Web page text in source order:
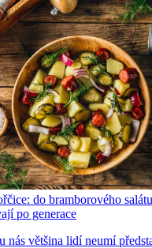
do bramborového
po generace
nás většina lidí neumí